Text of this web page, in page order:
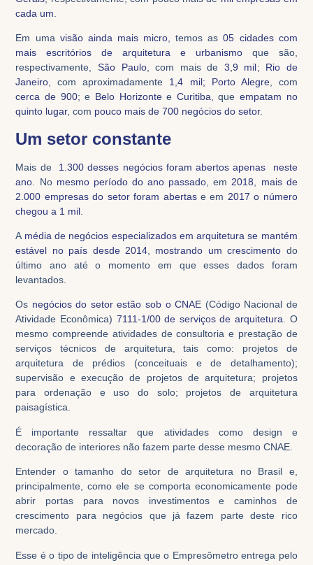
cada um
Em uma visão ainda mais micro, temos as05 cidades com
mais escritórios de arquitetura e urbanismoque são,
respectivamente, São Paulo, com mais de 3,9 mil; Rio de
Janeiro, com aproximadamente 1,4 mil; Porto Alegre, com
cerca de 900; e Belo Horizontee Curitiba, que empatam no
quinto lugar, com pouco mais de 700 negócios do setor.
Um setor constante
Mais de 1.300 desses negócios foram abertos apenas neste
ano . No mesmo período do ano passado , em 2018
mais de
2.000 empresas do setor foram abertase em 2017 o número
chegou a 1 mil
A média de negócios especializados em arquitetura se mantém
estável no país desde 2014
mostrando um crescimento do
último ano até o momento em que esses dados foram
levantados.
Os negócios do setor estão sob o CNAE (Código Nacional de
Atividade Econômica) 7111-1/00 de serviços de arquitetura. O
mesmo compreende atividades de consultoria e prestação de
serviços técnicos de arquitetura, tais como: projetos de
arquitetura de prédios (conceituais e de detalhamento);
supervisão e execução de projetos de arquitetura; projetos
para ordenação e uso do solo; projetos de arquitetura
paisagística.
É importante ressaltar que atividades como design e
decoração de interiores não fazem parte desse mesmo CNAE.
Entender o tamanho do setor de arquitetura no Brasil e,
principalmente, como ele se comporta economicamente pode
abrir portas para novos investimentos e caminhos de
crescimento para negócios que já fazem parte deste rico
mercado.
Esse é o tipo de inteligência que o Empresômetro entrega pelo